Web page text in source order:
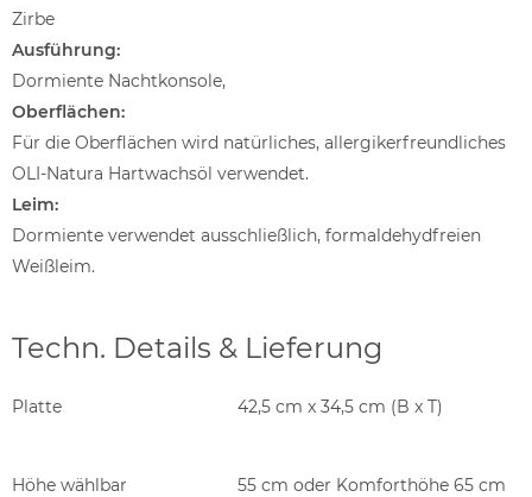
Zirbe
Ausführung:
Dormiente Nachtkonsole,
Oberflächen:
Für die Oberflächen wird natürliches, allergikerfreundliches
OLI-Natura Hartwachsöl verwendet.
Leim:
Dormiente verwendet ausschließlich, formaldehydfreien
Weißleim.
Techn. Details & Lieferung
Platte 42,5 cm x 34,5 cm (B x T)
Höhe wählbar 55 cm oder Komforthöhe 65 cm